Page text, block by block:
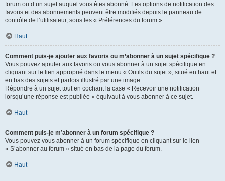
forum ou d’un sujet auquel vous êtes abonné. Les options de notification des
favoris et des abonnements peuvent être modifiés depuis le panneau de
contrôle de l’utilisateur, sous les « Préférences du forum ».
Haut
Comment puis-je ajouter aux favoris ou m’abonner à un sujet spécifique ?
Vous pouvez ajouter aux favoris ou vous abonner à un sujet spécifique en
cliquant sur le lien approprié dans le menu « Outils du sujet », situé en haut et
en bas des sujets et parfois illustré par une image.
Répondre à un sujet tout en cochant la case « Recevoir une notification
lorsqu’une réponse est publiée » équivaut à vous abonner à ce sujet.
Haut
Comment puis-je m’abonner à un forum spécifique ?
Vous pouvez vous abonner à un forum spécifique en cliquant sur le lien
« S’abonner au forum » situé en bas de la page du forum.
Haut